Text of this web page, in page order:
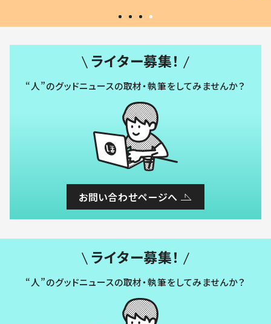
ライター募集！
“人”のグッドニュースの取材・執筆をしてみませんか？
お問い合わせページへ
ライター募集！
“人”のグッドニュースの取材・執筆をしてみませんか？